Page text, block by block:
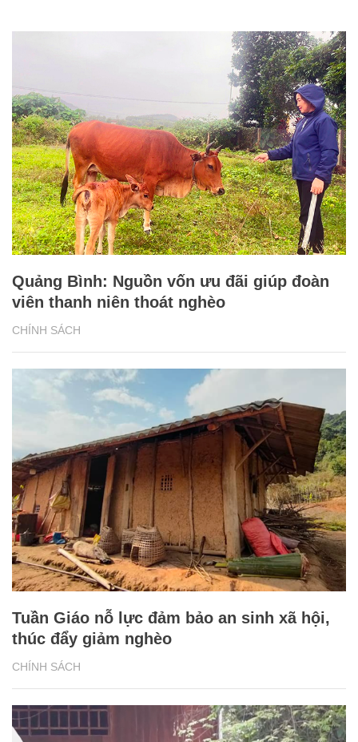
CHÍNH SÁCH
Quảng Bình: Nguồn vốn ưu đãi giúp đoàn
viên thanh niên thoát nghèo
CHÍNH SÁCH
Tuần Giáo nỗ lực đảm bảo an sinh xã hội,
thúc đẩy giảm nghèo